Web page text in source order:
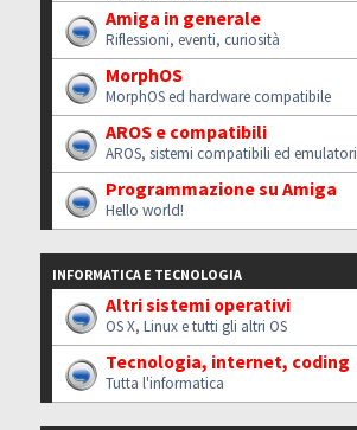
Amiga in generale
Riflessioni, eventi, curiosità
MorphOS
MorphOS ed hardware compatibile
AROS e compatibili
AROS, sistemi compatibili ed emulatori
Programmazione su Amiga
Hello world!
INFORMATICA E TECNOLOGIA
Altri sistemi operativi
OS X, Linux e tutti gli altri OS
Tecnologia, internet, coding
Tutta l'informatica